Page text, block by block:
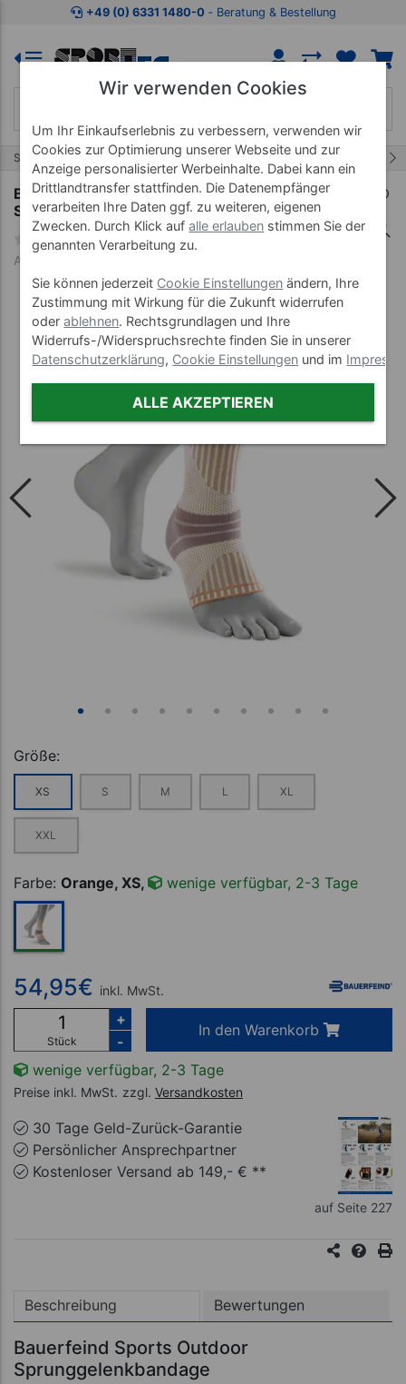
Zum Kaufbereich springen Zur Produktbeschreibung
+49 (0) 6331 1480-0 ‐ Beratung & Bestellung
Start Neuheiten 551/1128
Bauerfeind Sports Outdoor
Sprunggelenkbandage
Art-Nr. 20111-XS-19
Größe:
XS S M L XL
XXL
Farbe: Orange, XS, wenige verfügbar, 2-3 Tage
54,95€ inkl. MwSt.
Stück
+
-
In den Warenkorb
wenige verfügbar, 2-3 Tage
Preise inkl. MwSt. zzgl. Versandkosten
30 Tage Geld-Zurück-Garantie
Persönlicher Ansprechpartner
Kostenloser Versand ab 149,- € **
auf Seite 227
Beschreibung Bewertungen
Bauerfeind Sports Outdoor
Sprunggelenkbandage
Wir verwenden Cookies
Um Ihr Einkaufserlebnis zu verbessern, verwenden wir
Cookies zur Optimierung unserer Webseite und zur
Anzeige personalisierter Werbeinhalte. Dabei kann ein
Drittlandtransfer stattfinden. Die Datenempfänger
verarbeiten Ihre Daten ggf. zu weiteren, eigenen
Zwecken. Durch Klick aufalle erlauben stimmen Sie der
genannten Verarbeitung zu.
Sie können jederzeit Cookie Einstellungen ändern, Ihre
Zustimmung mit Wirkung für die Zukunft widerrufen
oderablehnen. Rechtsgrundlagen und Ihre
Widerrufs-/Widerspruchsrechte finden Sie in unserer
Datenschutzerklärung, Cookie Einstellungen und im
ALLE AKZEPTIEREN